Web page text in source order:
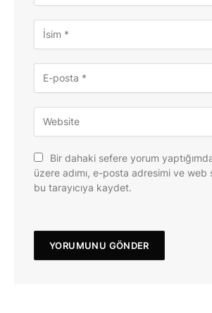
Bir dahaki sefere yorum
üzere adımı, e-posta adresimi ve web
bu tarayıcıya kaydet.